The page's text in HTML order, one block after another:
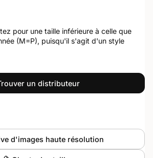
d'images haute résolution
pour une taille inférieure à celle que
(M=P), puisqu'il s'agit d'un style
un distributeur